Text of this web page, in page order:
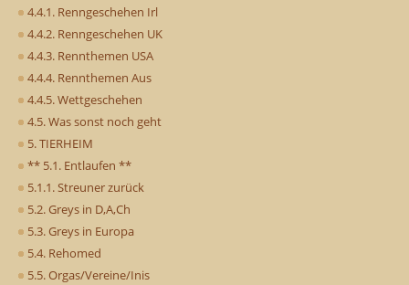
4.4.1. Renngeschehen Irl
4.4.2. Renngeschehen UK
4.4.3. Rennthemen USA
4.4.4. Rennthemen Aus
4.4.5. Wettgeschehen
4.5. Was sonst noch geht
5. TIERHEIM
** 5.1. Entlaufen **
5.1.1. Streuner zurück
5.2. Greys in D,A,Ch
5.3. Greys in Europa
5.4. Rehomed
5.5. Orgas/Vereine/Inis